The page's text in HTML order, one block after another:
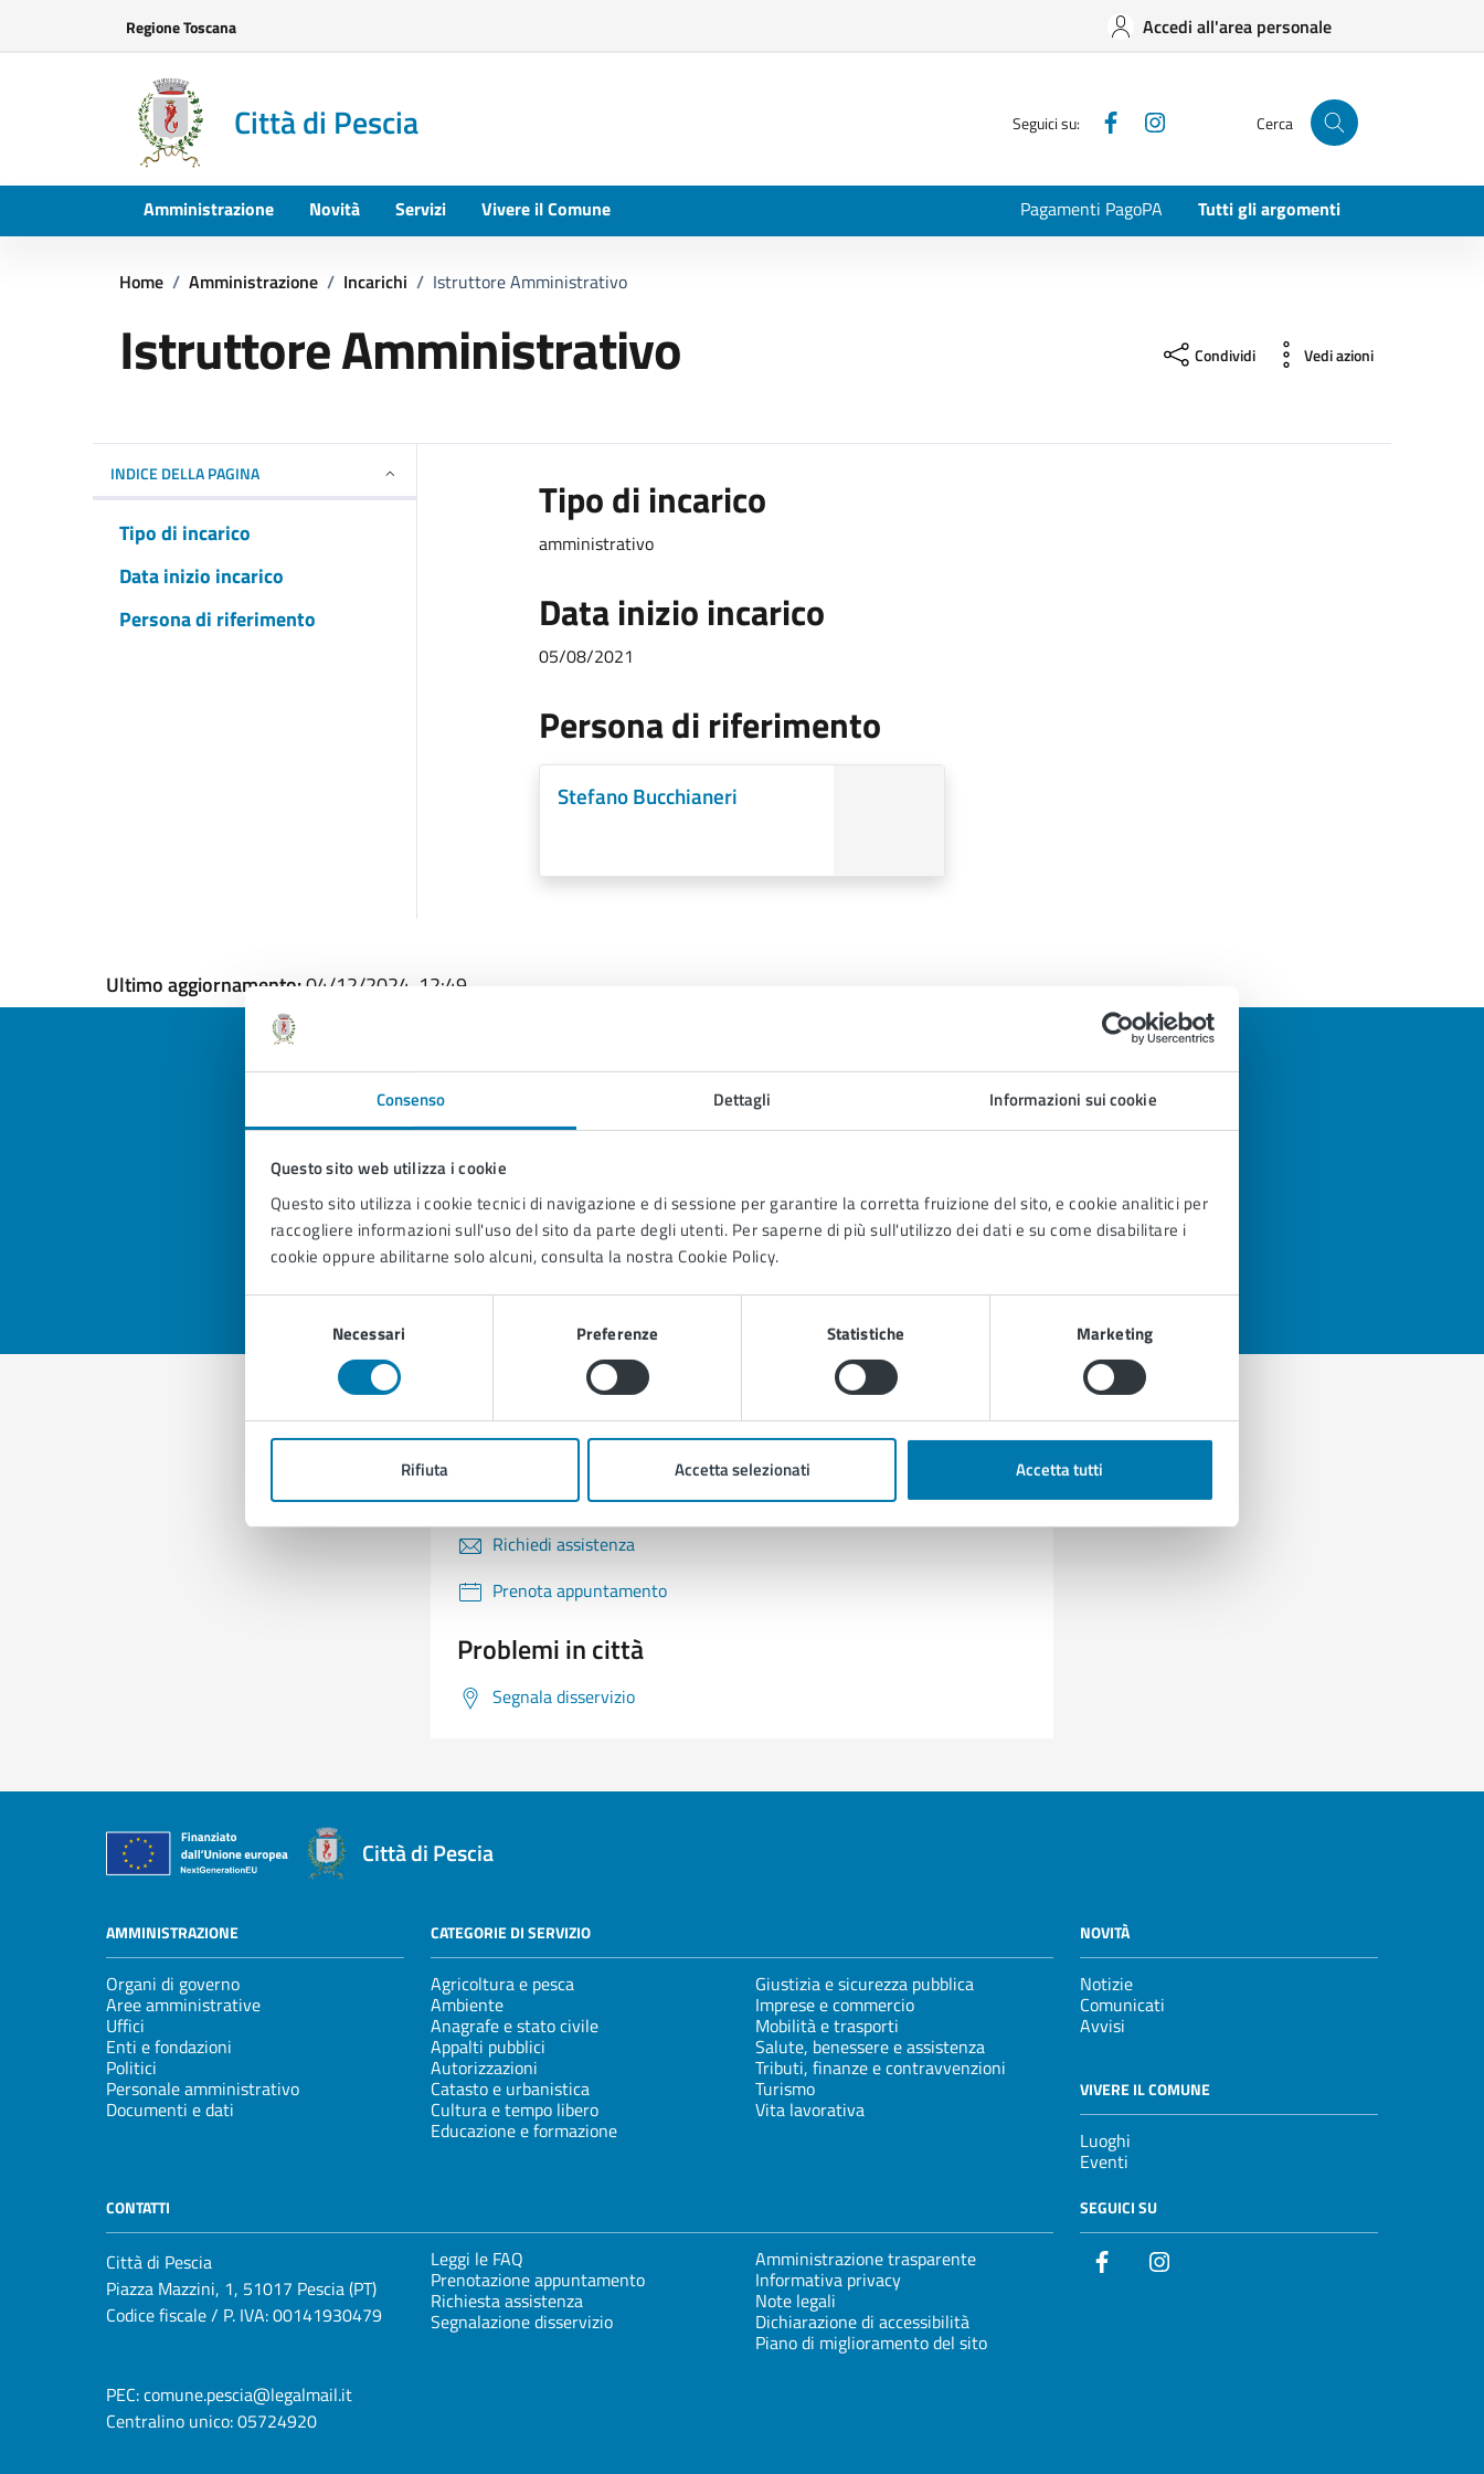
Consenso Dettagli Informazioni sui cookie
Questo sito web utilizza i cookie
Questo sito utilizza i cookie tecnici di navigazione e di sessione per garantire la corretta fruizione del sito, e cookie analitici per
raccogliere informazioni sull'uso del sito da parte degli utenti. Per saperne di più sull'utilizzo dei dati e su come disabilitare i
cookie oppure abilitarne solo alcuni, consulta la nostra Cookie Policy.
consenso
Necessari Preferenze Statistiche Marketing
Rifiuta Accetta selezionati Accetta tutti
Regione Toscana Accedi all'area personale
Città di Pescia Seguici su: Facebook Cerca
Amministrazione Novità Servizi Vivere il Comune Pagamenti PagoPA Tutti gli argomenti
Home / Amministrazione / Incarichi / Istruttore Amministrativo
Istruttore Amministrativo Condividi Vedi azioni
INDICE DELLA PAGINA
Tipo di incarico
Data inizio incarico
Persona di riferimento
Tipo di incarico
amministrativo
Data inizio incarico
05/08/2021
Persona di riferimento
Stefano Bucchianeri
Ultimo aggiornamento:04/12/2024, 12:49
Quanto sono chiare le informazioni su questa
pagina?
Valuta 5 stelle su 5
Valuta 4 stelle su 5
Valuta 3 stelle su 5
Valuta 2 stelle su 5
Valuta 1 stelle su 5
Contatta il comune
Leggi le domande frequenti
Richiedi assistenza
Prenota appuntamento
Problemi in città
Segnala disservizio
Città di Pescia
AMMINISTRAZIONE
Organi di governo
Aree amministrative
Uffici
Enti e fondazioni
Politici
Personale amministrativo
Documenti e dati
CATEGORIE DI SERVIZIO
Agricoltura e pesca
Ambiente
Anagrafe e stato civile
Appalti pubblici
Autorizzazioni
Catasto e urbanistica
Cultura e tempo libero
Educazione e formazione
Giustizia e sicurezza pubblica
Imprese e commercio
Mobilità e trasporti
Salute, benessere e assistenza
Tributi, finanze e contravvenzioni
Turismo
Vita lavorativa
NOVITÀ
Notizie
Comunicati
Avvisi
VIVERE IL COMUNE
Luoghi
Eventi
CONTATTI
Città di Pescia
Piazza Mazzini, 1, 51017 Pescia (PT)
Codice fiscale / P. IVA: 00141930479
PEC:comune.pescia@legalmail.it
Centralino unico:05724920
Leggi le FAQ
Prenotazione appuntamento
Richiesta assistenza
Segnalazione disservizio
Amministrazione trasparente
Informativa privacy
Note legali
Dichiarazione di accessibilità
Piano di miglioramento del sito
SEGUICI SU
Facebook